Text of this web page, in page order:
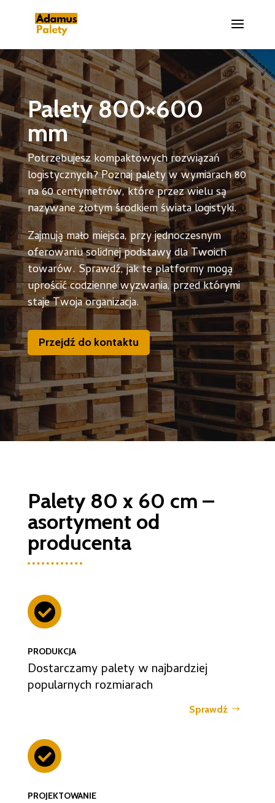
Palety 800×600
mm
Potrzebujesz kompaktowych rozwiązań
logistycznych? Poznaj palety w wymiarach 80
na 60 centymetrów, które przez wielu są
nazywane złotym środkiem świata logistyki.
Zajmują mało miejsca, przy jednoczesnym
oferowaniu solidnej podstawy dla Twoich
towarów. Sprawdź, jak te platformy mogą
uprościć codzienne wyzwania, przed którymi
staje Twoja organizacja.
Przejdź do kontaktu
Palety 80 x 60 cm –
asortyment od
producenta

PRODUKCJA
Dostarczamy palety w najbardziej
popularnych rozmiarach
Sprawdź

PROJEKTOWANIE